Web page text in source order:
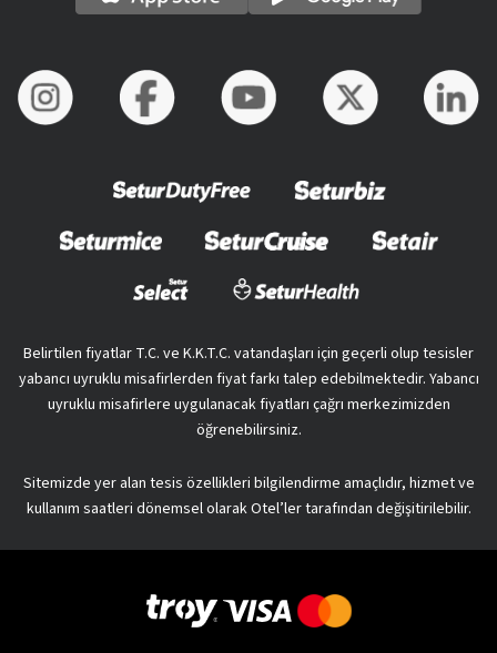
Belirtilen fiyatlar T.C. ve K.K.T.C. vatandaşları için geçerli olup tesisler
yabancı uyruklu misafirlerden fiyat farkı talep edebilmektedir. Yabancı
uyruklu misafirlere uygulanacak fiyatları çağrı merkezimizden
öğrenebilirsiniz.
Sitemizde yer alan tesis özellikleri bilgilendirme amaçlıdır, hizmet ve
kullanım saatleri dönemsel olarak Otel’ler tarafından değişitirilebilir.